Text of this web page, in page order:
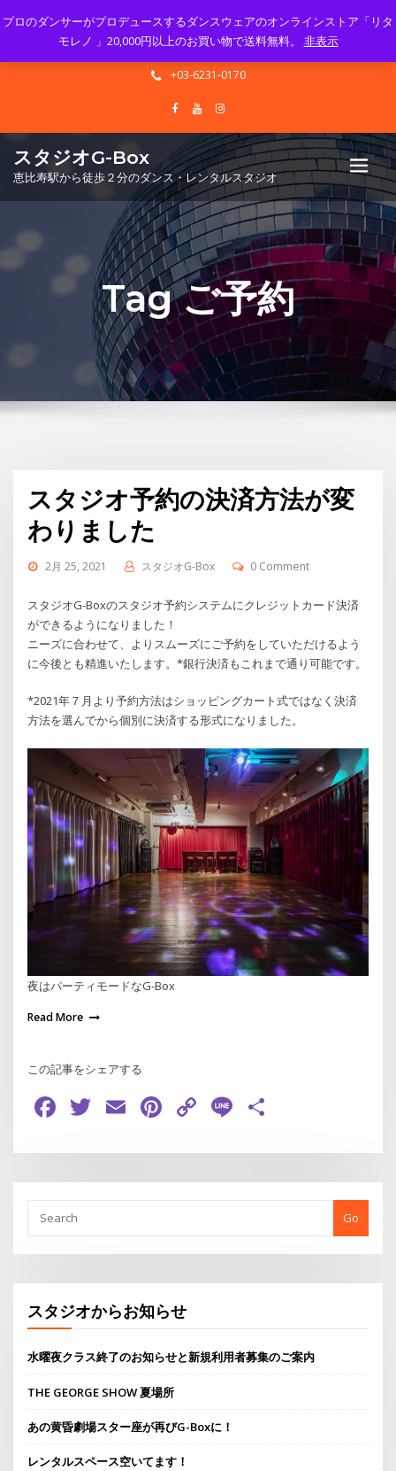
Mon - Sun 10.00 - 23.00
info@gbox-tango.com
+03-6231-0170
スタジオG-Box
恵比寿駅から徒歩２分のダンス・レンタルスタジオ
Tag ご予約
スタジオ予約の決済方法が変
わりました
2月 25, 2021 スタジオG-Box 0 Comment
スタジオG-Boxのスタジオ予約システムにクレジットカード決済
ができるようになりました！
ニーズに合わせて、よりスムーズにご予約をしていただけるよう
に今後とも精進いたします。*銀行決済もこれまで通り可能です。
*2021年７月より予約方法はショッピングカート式ではなく決済
方法を選んでから個別に決済する形式になりました。
夜はパーティモードなG-Box
Read More
この記事をシェアする
Facebook
Twitter
EmailPinterest
Copy
Line
Go
スタジオからお知らせ
水曜夜クラス終了のお知らせと新規利用者募集のご案内
THE GEORGE SHOW 夏場所
あの黄昏劇場スター座が再びG-Boxに！
レンタルスペース空いてます！
プロのダンサーがプロデュースするダンスウェアのオンラインストア「リタ
モレノ 」20,000円以上のお買い物で送料無料。 非表示